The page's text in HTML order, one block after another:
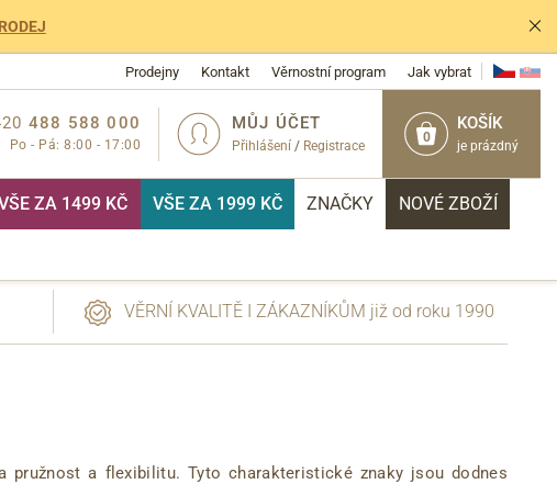
Prodejny Kontakt Věrnostní program Jak vybrat
0
KOŠÍK
je prázdný
MŮJ ÚČET
Přihlášení / Registrace
488 588 000
Po - Pá: 8:00 - 17:00
ZA 1499 KČ VŠE ZA 1999 KČ ZNAČKY NOVÉ ZBOŽÍ
VĚRNÍ KVALITĚ I ZÁKAZNÍKŮM již od roku 1990
pružnost a flexibilitu. Tyto charakteristické znaky jsou dodnes